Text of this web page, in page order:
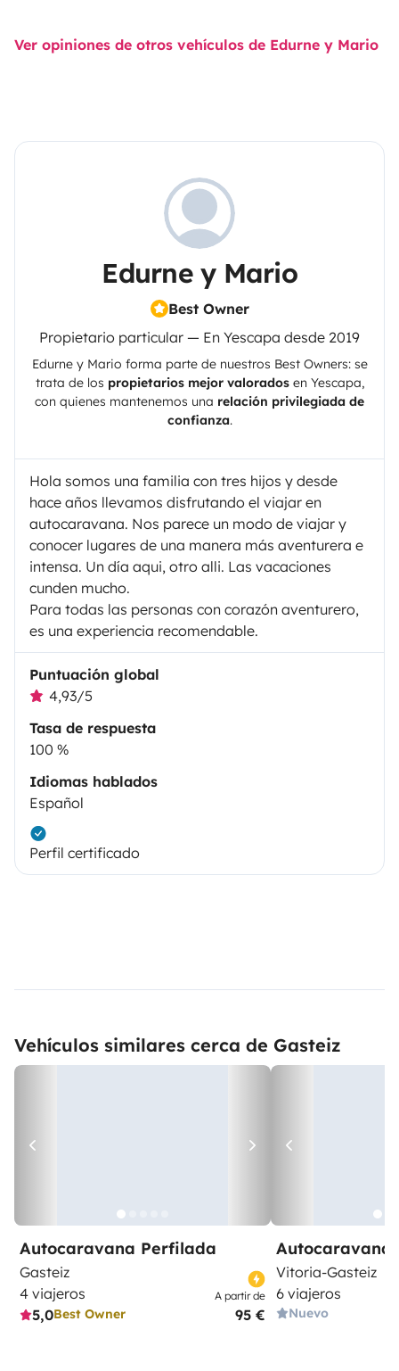
Ver opiniones de otros vehículos de Edurne y Mario
Edurne y Mario
Best Owner
Propietario particular — En Yescapa desde 2019
Edurne y Mario forma parte de nuestros Best Owners: se
trata de los propietarios mejor valoradosen Yescapa,
con quienes mantenemos una relación privilegiada de
confianza.
Hola somos una familia con tres hijos y desde
hace años llevamos disfrutando el viajar en
autocaravana. Nos parece un modo de viajar y
conocer lugares de una manera más aventurera e
intensa. Un día aqui, otro alli. Las vacaciones
cunden mucho.
Para todas las personas con corazón aventurero,
es una experiencia recomendable.
Puntuación global
4,93/5
Tasa de respuesta
100 %
Idiomas hablados
Español
Perfil certificado
Vehículos similares cerca de Gasteiz
Autocaravana Perfilada
Gasteiz
4 viajeros
5,0Best Owner
A partir de
95 €
Autocaravana
Vitoria-Gasteiz
6 viajeros
Nuevo